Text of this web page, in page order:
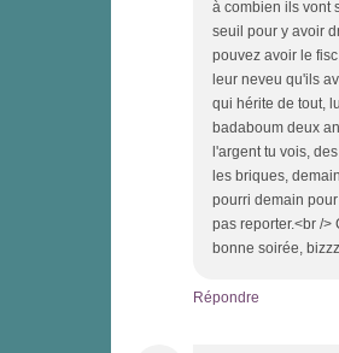
à combien ils vont
seuil pour y avoir
pouvez avoir le
leur neveu qu'ils
qui hérite de tout,
badaboum deux
l'argent tu vois,
les briques,
pourri demain
pas reporter.<br />
bonne soirée,
Répondre